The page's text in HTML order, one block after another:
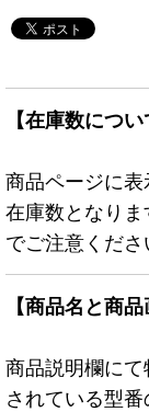
【在庫数につい
商品ページに
在庫数となり
でご注意くださ
【商品名と商
商品説明欄に
されている型